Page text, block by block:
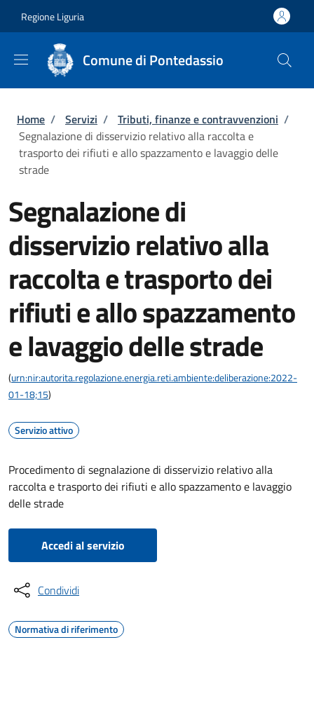
Regione Liguria
Comune di Pontedassio
Briciole di pane
Home / Servizi / Tributi, finanze e contravvenzioni /
Segnalazione di disservizio relativo alla raccolta e
trasporto dei rifiuti e allo spazzamento e lavaggio delle
strade
Segnalazione di
disservizio relativo alla
raccolta e trasporto dei
rifiuti e allo spazzamento
e lavaggio delle strade
(urn:nir:autorita.regolazione.energia.reti.ambiente:deliberazione:2022-
01-18;15)
Servizio attivo
Procedimento di segnalazione di disservizio relativo alla
raccolta e trasporto dei rifiuti e allo spazzamento e lavaggio
delle strade
Accedi al servizio
Condividi
Normativa di riferimento